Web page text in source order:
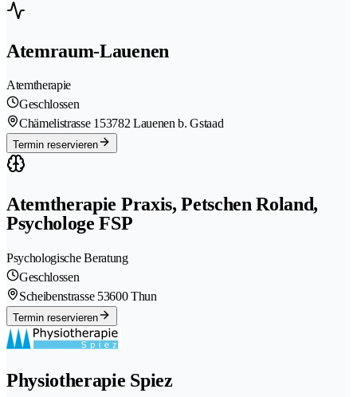
Atemraum-Lauenen
Atemtherapie
Geschlossen
Chämelistrasse 153782 Lauenen b. Gstaad
Termin reservieren
Atemtherapie Praxis, Petschen Roland,
Psychologe FSP
Psychologische Beratung
Geschlossen
Scheibenstrasse 53600 Thun
Termin reservieren
Physiotherapie Spiez